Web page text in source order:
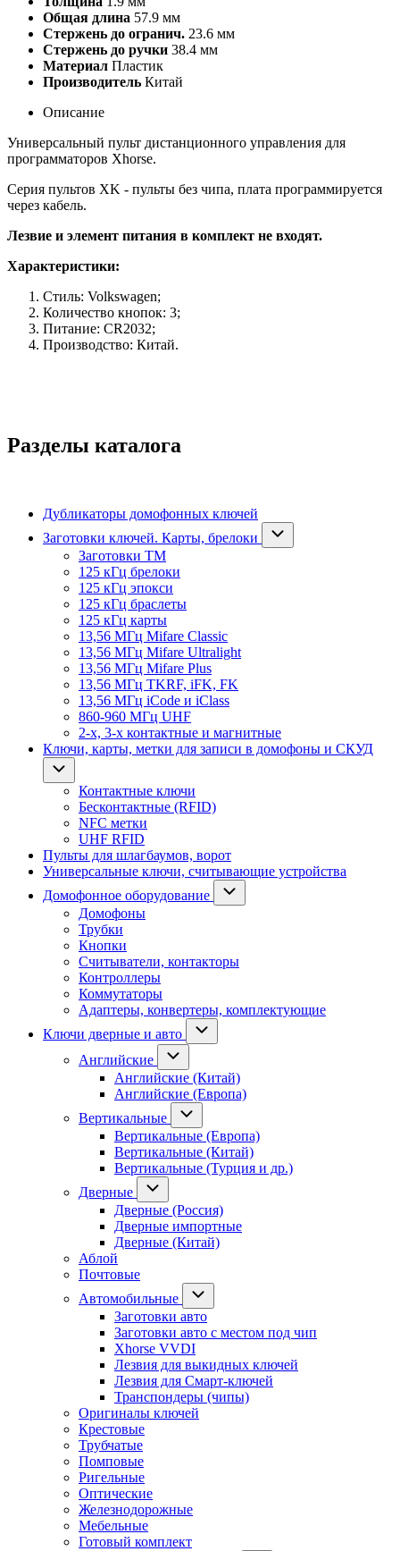
Общая длина 57.9 мм
Стержень до огранич. 23.6 мм
Стержень до ручки 38.4 мм
Материал Пластик
Производитель Китай
Описание
Универсальный пульт дистанционного управления для
программаторов Xhorse.
Серия пультов XK - пульты без чипа, плата программируется
через кабель.
Лезвие и элемент питания в комплект не входят.
Характеристики:
Стиль: Volkswagen;
Количество кнопок: 3;
Питание: CR2032;
Производство: Китай.
Разделы каталога
Дубликаторы домофонных ключей
Заготовки ключей. Карты, брелоки
Заготовки ТМ
125 кГц брелоки
125 кГц эпокси
125 кГц браслеты
125 кГц карты
13,56 МГц Mifare Classic
13,56 МГц Mifare Ultralight
13,56 МГц Mifare Plus
13,56 МГц TKRF, iFK, FK
13,56 МГц iCode и iClass
860-960 МГц UHF
2-х, 3-х контактные и магнитные
Ключи, карты, метки для записи в домофоны и СКУД
Контактные ключи
Бесконтактные (RFID)
NFC метки
UHF RFID
Пульты для шлагбаумов, ворот
Универсальные ключи, считывающие устройства
Домофонное оборудование
Домофоны
Трубки
Кнопки
Считыватели, контакторы
Контроллеры
Коммутаторы
Адаптеры, конвертеры, комплектующие
Ключи дверные и авто
Английские
Английские (Китай)
Английские (Европа)
Вертикальные
Вертикальные (Европа)
Вертикальные (Китай)
Вертикальные (Турция и др.)
Дверные
Дверные (Россия)
Дверные импортные
Дверные (Китай)
Аблой
Почтовые
Автомобильные
Заготовки авто
Заготовки авто с местом под чип
Xhorse VVDI
Лезвия для выкидных ключей
Лезвия для Смарт-ключей
Транспондеры (чипы)
Оригиналы ключей
Крестовые
Трубчатые
Помповые
Ригельные
Оптические
Железнодорожные
Мебельные
Готовый комплект